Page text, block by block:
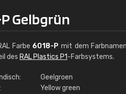
Gelbgrün
Farbe 6018-P mit dem Farbnamen
des RAL Plastics P1-Farbsystems.
Geelgroen
Yellow green